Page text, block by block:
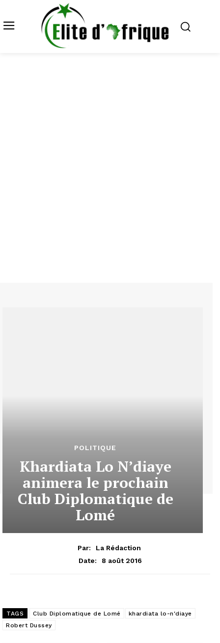
POLITIQUE
Khardiata Lo N’diaye
animera le prochain
Club Diplomatique de
Lomé
Par:
La Rédaction
Date:
8 août 2016
TAGS Club Diplomatique de Lomé
khardiata lo-n'diaye
Robert Dussey